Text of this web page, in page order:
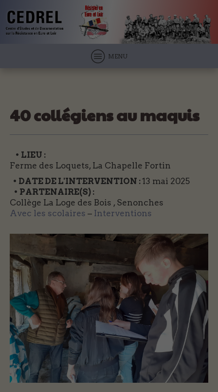
MENU
40 collégiens au maquis
• LIEU :
Ferme des Loquets, La Chapelle Fortin
• DATE DE L'INTERVENTION :13 mai 2025
• PARTENAIRE(S) :
Collège La Loge des Bois , Senonches
Avec les scolaires – Interventions